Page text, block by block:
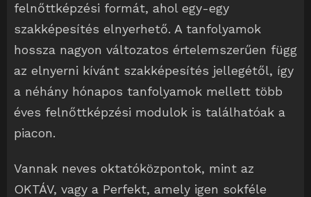
felnőttképzési formát, ahol egy-egy
szakképesítés elnyerhető. A tanfolyamok
hossza nagyon változatos értelemszerűen függ
az elnyerni kívánt szakképesítés jellegétől, így
a néhány hónapos tanfolyamok mellett több
éves felnőttképzési modulok is találhatóak a
piacon.
Vannak neves oktatóközpontok, mint az
OKTÁV, vagy a Perfekt, amely igen sokféle